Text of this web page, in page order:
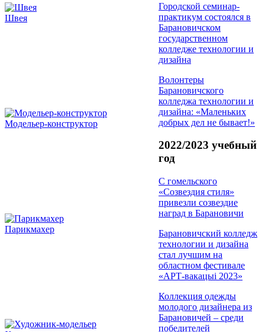
Швея
Модельер-конструктор
Парикмахер
Городской семинар-
практикум состоялся в
Барановичском
государственном
колледже технологии и
дизайна
Волонтеры
Барановичского
колледжа технологии и
дизайна: «Маленьких
добрых дел не бывает!»
2022/2023 учебный
год
С гомельского
«Созвездия стиля»
привезли созвездие
наград в Барановичи
Барановичский колледж
технологии и дизайна
стал лучшим на
областном фестивале
«АРТ-вакацыі 2023»
Коллекция одежды
молодого дизайнера из
Барановичей – среди
победителей